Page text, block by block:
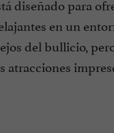
diseñado para
en un
del bullicio,
atracciones